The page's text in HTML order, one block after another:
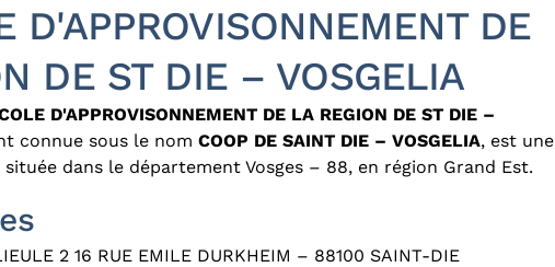
D'APPROVISONNEMENT DE
DE ST DIE – VOSGELIA
D'APPROVISONNEMENT DE LA REGION DE ST DIE –
connue sous le nom COOP DE SAINT DIE – VOSGELIA, est une
dans le département Vosges – 88, en région Grand Est.
2 16 RUE EMILE DURKHEIM – 88100 SAINT-DIE